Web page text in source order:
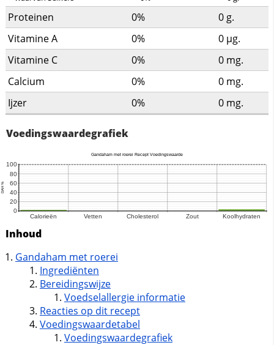
Proteinen 0% 0g.
Vitamine A
0% 0 µg.
Vitamine C
0% 0 mg.
Calcium
0% 0 mg.
Ijzer
0% 0 mg.
Voedingswaardegrafiek
Inhoud
Gandaham met roerei
Ingrediënten
Bereidingswijze
Voedselallergie informatie
Reacties op dit recept
Voedingswaardetabel
Voedingswaardegrafiek